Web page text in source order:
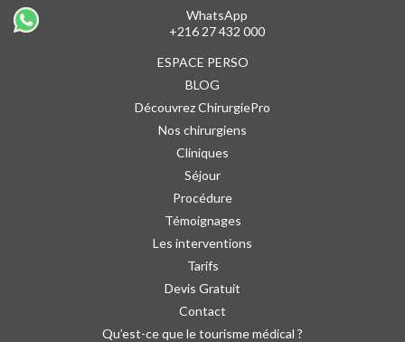
WhatsApp
+216 27 432 000
ESPACE PERSO
BLOG
Découvrez ChirurgiePro
Nos chirurgiens
Cliniques
Séjour
Procédure
Témoignages
Les interventions
Tarifs
Devis Gratuit
Contact
Qu’est-ce que le tourisme médical ?